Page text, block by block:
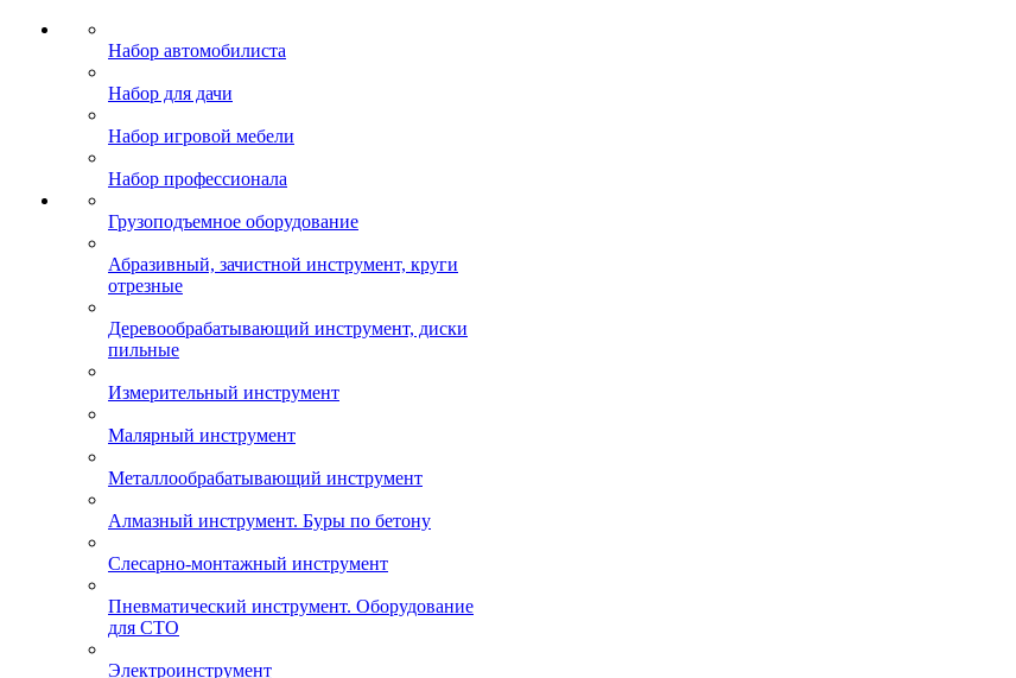
Набор автомобилиста
Набор для дачи
Набор игровой мебели
Набор профессионала
Грузоподъемное оборудование
Абразивный, зачистной инструмент, круги
отрезные
Деревообрабатывающий инструмент, диски
пильные
Измерительный инструмент
Малярный инструмент
Металлообрабатывающий инструмент
Алмазный инструмент. Буры по бетону
Слесарно-монтажный инструмент
Пневматический инструмент. Оборудование
для СТО
Электроинструмент